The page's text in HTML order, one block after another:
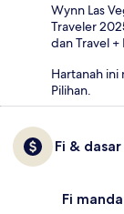
Wynn Las
Traveler
dan Travel
Hartanah ini
Pilihan.
Fi & dasar
Fi